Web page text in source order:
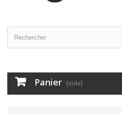
Panier (vide)